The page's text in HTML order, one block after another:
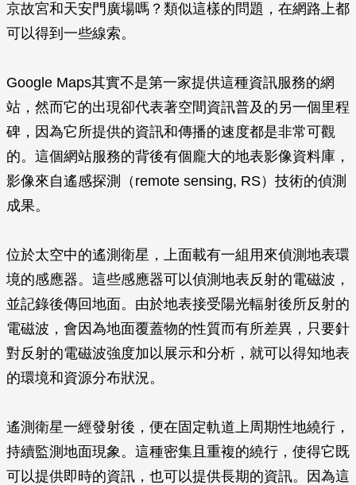
京故宮和天安門廣場嗎？類似這樣的問題，在網路上都
可以得到一些線索。
Google Maps其實不是第一家提供這種資訊服務的網
站，然而它的出現卻代表著空間資訊普及的另一個里程
碑，因為它所提供的資訊和傳播的速度都是非常可觀
的。這個網站服務的背後有個龐大的地表影像資料庫，
影像來自遙感探測（remote sensing, RS）技術的偵測
成果。
位於太空中的遙測衛星，上面載有一組用來偵測地表環
境的感應器。這些感應器可以偵測地表反射的電磁波，
並記錄後傳回地面。由於地表接受陽光輻射後所反射的
電磁波，會因為地面覆蓋物的性質而有所差異，只要針
對反射的電磁波強度加以展示和分析，就可以得知地表
的環境和資源分布狀況。
遙測衛星一經發射後，便在固定軌道上周期性地繞行，
持續監測地面現象。這種密集且重複的繞行，使得它既
可以提供即時的資訊，也可以提供長期的資訊。因為這